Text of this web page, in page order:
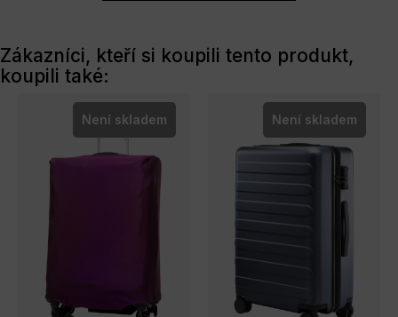
Zákazníci, kteří si koupili tento produkt,
koupili také:
Není skladem Není skladem